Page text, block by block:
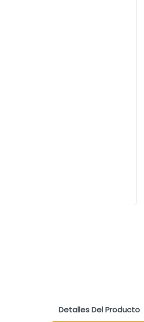
Detalles Del Producto